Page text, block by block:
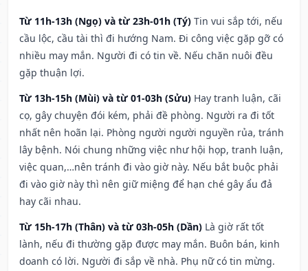
Từ 11h-13h (Ngọ) và từ 23h-01h (Tý) Tin vui sắp tới, nếu
cầu lộc, cầu tài thì đi hướng Nam. Đi công việc gặp gỡ có
nhiều may mắn. Người đi có tin về. Nếu chăn nuôi đều
gặp thuận lợi.
Từ 13h-15h (Mùi) và từ 01-03h (Sửu) Hay tranh luận, cãi
cọ, gây chuyện đói kém, phải đề phòng. Người ra đi tốt
nhất nên hoãn lại. Phòng người người nguyền rủa, tránh
lây bệnh. Nói chung những việc như hội họp, tranh luận,
việc quan,…nên tránh đi vào giờ này. Nếu bắt buộc phải
đi vào giờ này thì nên giữ miệng để hạn ché gây ẩu đả
hay cãi nhau.
Từ 15h-17h (Thân) và từ 03h-05h (Dần) Là giờ rất tốt
lành, nếu đi thường gặp được may mắn. Buôn bán, kinh
doanh có lời. Người đi sắp về nhà. Phụ nữ có tin mừng.